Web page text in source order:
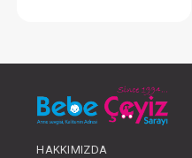
OLUNUZ
HAKKIMIZDA